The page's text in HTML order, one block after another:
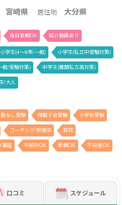
宮崎県 居住地 大分県
当日依頼OK 紹介動画あり
小学生(4〜6年/一般) 小学生(私立中受験対策)
般/受験対策) 中学生(難関私立高対策)
/大人
塾なし受験 帰国子女受験 小学校受験
コーチング/勉強法 探究
講座 午前中OK 早朝OK 平日昼OK
口コミ スケジュール